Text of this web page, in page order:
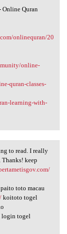
-
Online Quran
onlinequran/20
online-
quran-classes-
learning-with-
to read. I really
keep
toto macau
koitoto togel
login togel